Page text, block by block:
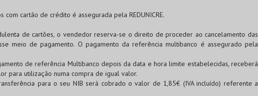
com cartão de crédito é assegurada pela REDUNICRE.
de cartões, o vendedor reserva-se o direito de proceder ao cancelamento das
meio de pagamento. O pagamento da referência multibanco é assegurado pela
de referência Multibanco depois da data e hora limite estabelecidas, receberá
para utilização numa compra de igual valor.
para o seu NIB será cobrado o valor de 1,85€ (IVA incluído) referente a